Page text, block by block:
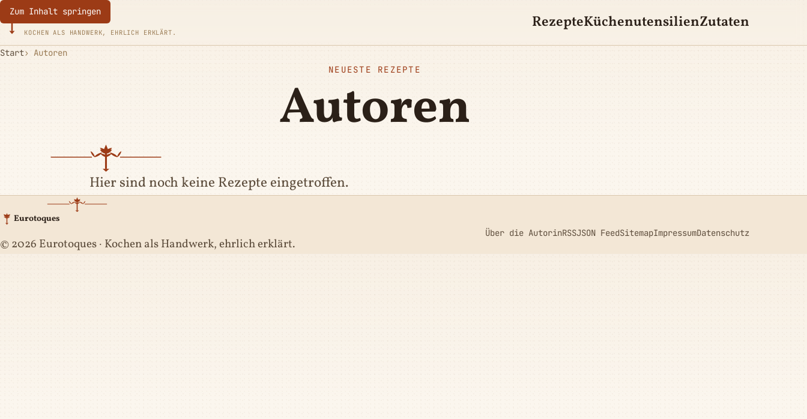
Zum Inhalt springen
Eurotoques
KOCHEN ALS HANDWERK, EHRLICH ERKLÄRT.
RezepteKüchenutensilienZutaten
Start
Autoren
NEUESTE REZEPTE
Autoren
Hier sind noch keine Rezepte eingetroffen.
Eurotoques
© 2026 Eurotoques · Kochen als Handwerk, ehrlich erklärt.
Über die AutorinRSSJSON FeedSitemapImpressumDatenschutz